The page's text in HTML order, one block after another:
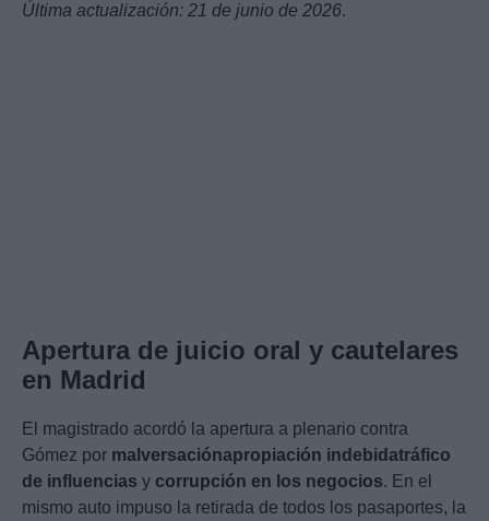
Última actualización: 21 de junio de 2026.
Apertura de juicio oral y cautelares
en Madrid
El magistrado acordó la apertura a plenario contra
Gómez por malversaciónapropiación indebidatráfico
de influencias y corrupción en los negocios. En el
mismo auto impuso la retirada de todos los pasaportes, la